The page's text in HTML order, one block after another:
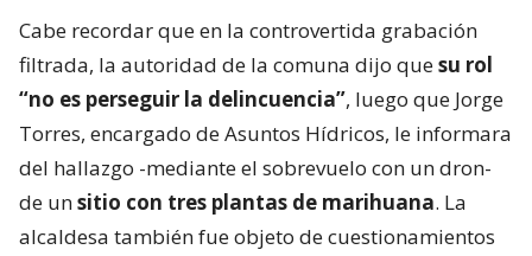
Cabe recordar que en la controvertida grabación
filtrada, la autoridad de la comuna dijo quesu rol
“no es perseguir la delincuencia”, luego que Jorge
Torres, encargado de Asuntos Hídricos, le informara
del hallazgo -mediante el sobrevuelo con un dron-
de unsitio con tres plantas de marihuana. La
alcaldesa también fue objeto de cuestionamientos